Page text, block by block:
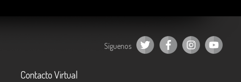
Síguenos
Contacto Virtual